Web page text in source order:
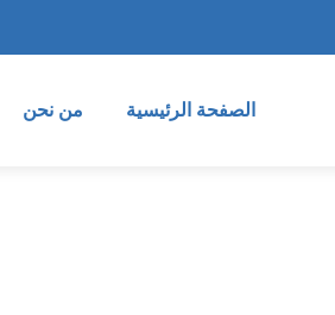
الصفحة الرئيسية من نحن